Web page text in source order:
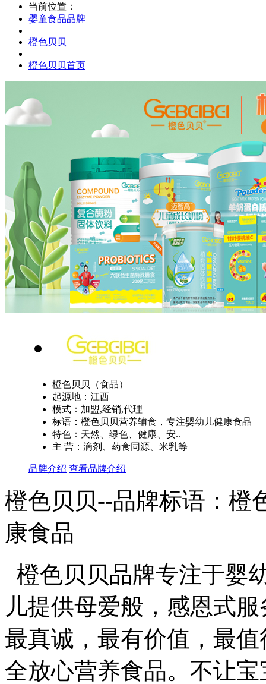
当前位置：
婴童食品品牌
橙色贝贝
橙色贝贝首页
橙色贝贝（食品）
起源地：江西
模式：加盟,经销,代理
标语：橙色贝贝营养辅食，专注婴幼儿健康食品
特色：天然、绿色、健康、安..
主 营：滴剂、药食同源、米乳等
品牌介绍 查看品牌介绍
橙色贝贝--品牌标语： 橙
康食品
橙色贝贝品牌专注于婴
儿提供母爱般，感恩式
最真诚，最有价值，最
全放心营养食品。不让